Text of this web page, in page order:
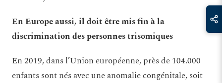
En Europe aussi, il doit être mis fin à la
discrimination des personnes trisomiques
En 2019, dans l’Union européenne, près de 104.000
enfants sont nés avec une anomalie congénitale, soit